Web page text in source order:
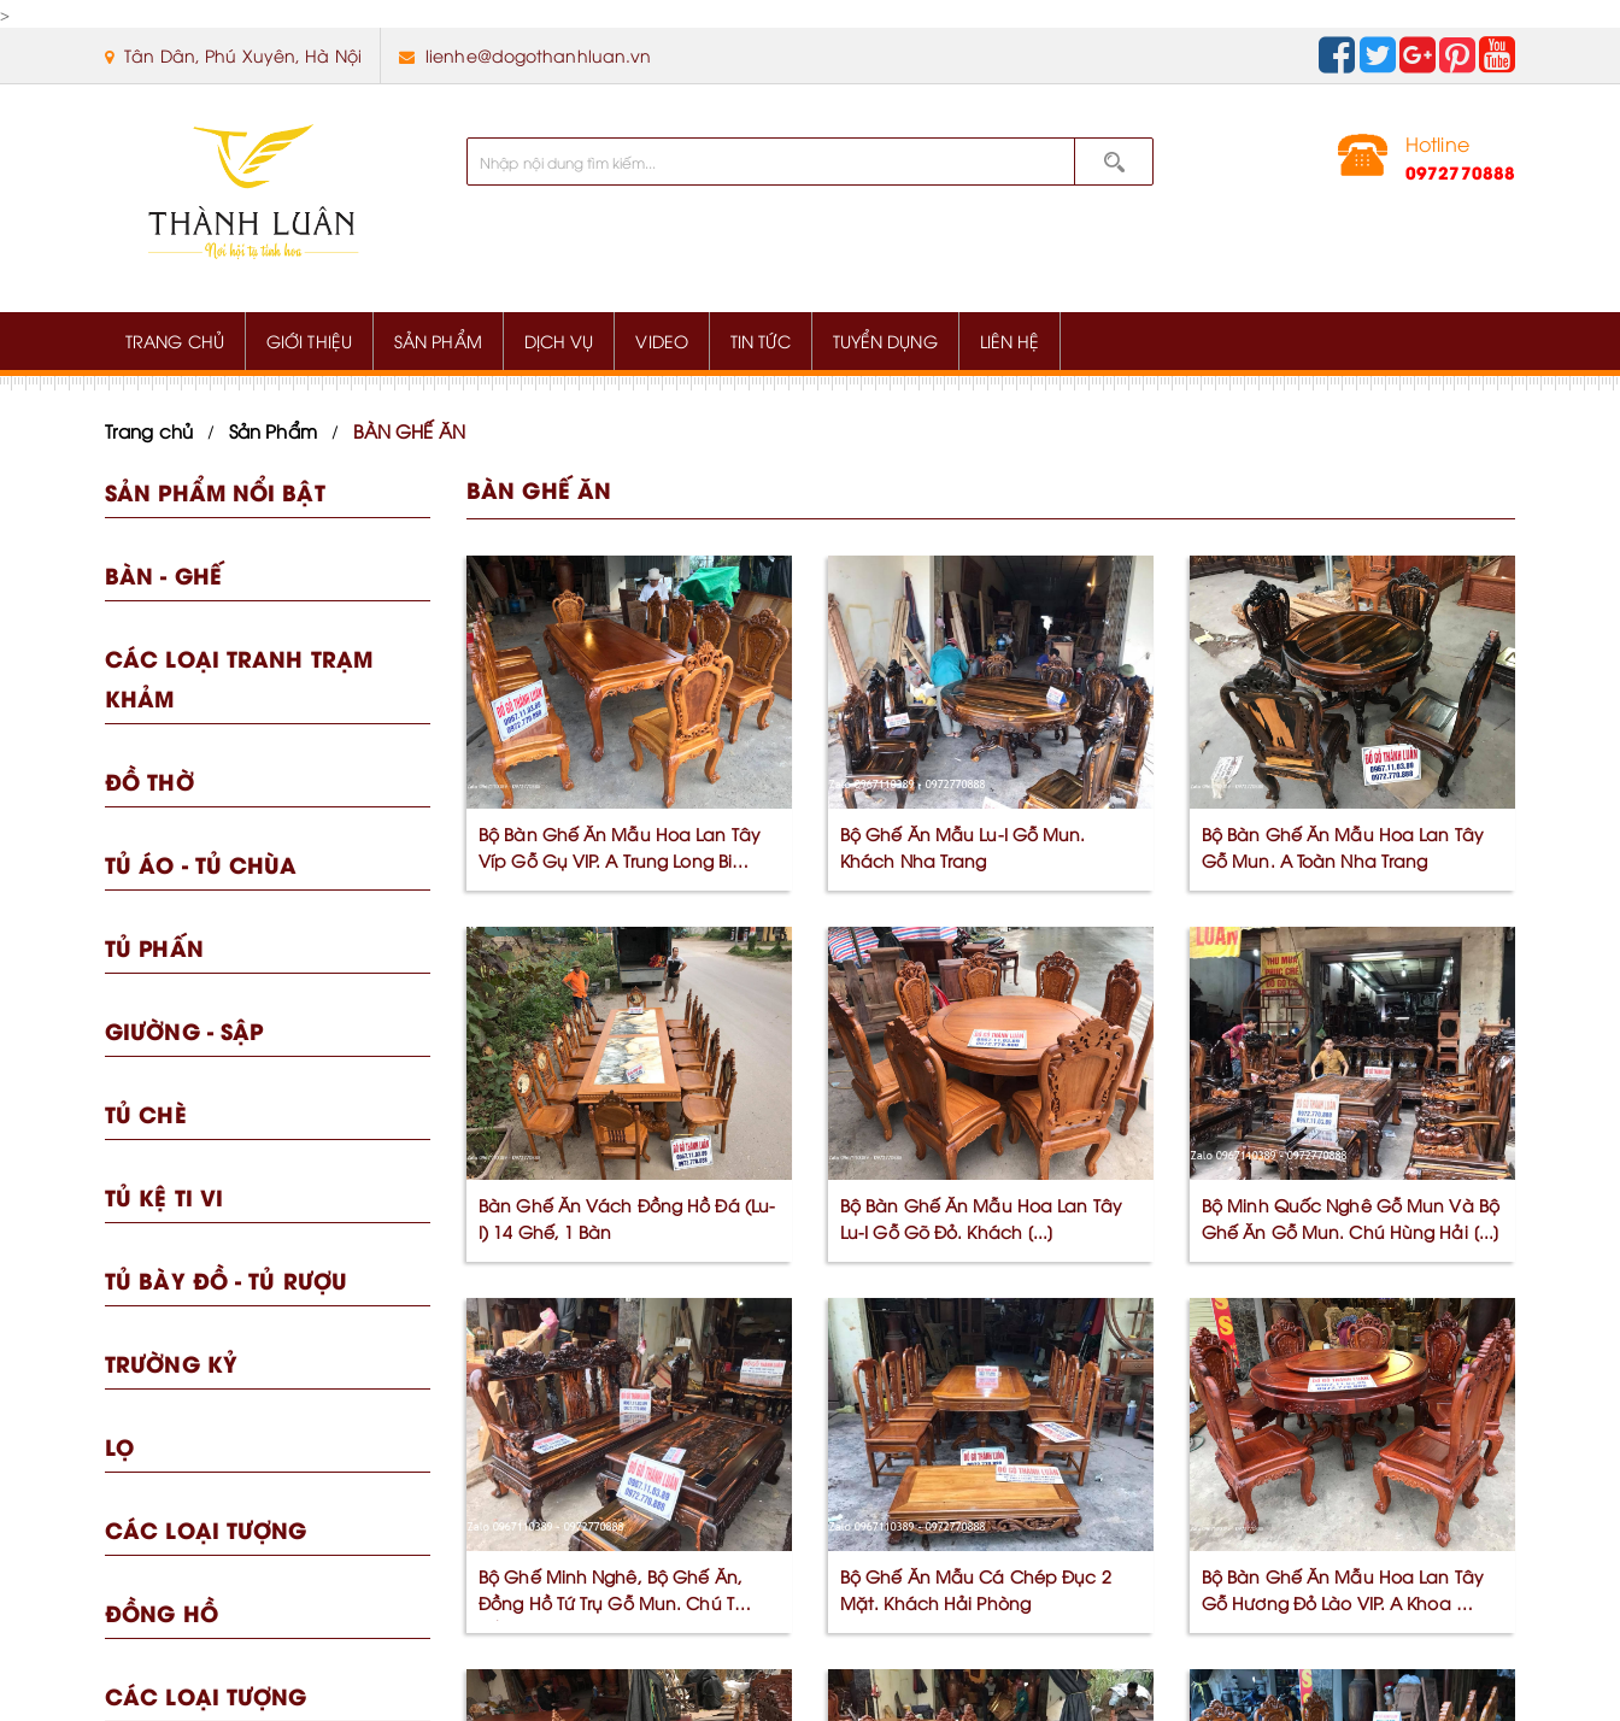
>
Tân Dân, Phú Xuyên, Hà Nội lienhe@dogothanhluan.vn
Hotline
0972770888
TRANG CHỦ GIỚI THIỆU SẢN PHẨM DỊCH VỤ VIDEO TIN TỨC TUYỂN DỤNG LIÊN HỆ
Trang chủ Sản Phẩm BÀN GHẾ ĂN
SẢN PHẨM NỔI BẬT
BÀN - GHẾ
CÁC LOẠI TRANH TRẠM
KHẢM
ĐỒ THỜ
TỦ ÁO - TỦ CHÙA
TỦ PHẤN
GIƯỜNG - SẬP
TỦ CHÈ
TỦ KỆ TI VI
TỦ BÀY ĐỒ - TỦ RƯỢU
TRƯỜNG KỶ
LỌ
CÁC LOẠI TƯỢNG
ĐỒNG HỒ
CÁC LOẠI TƯỢNG
BÀN GHẾ ĂN
Bộ Bàn Ghế Ăn Mẫu Hoa Lan Tây
Víp Gỗ Gụ VIP. A Trung Long Biên
[...]
Bộ Ghế Ăn Mẫu Lu-I Gỗ Mun.
Khách Nha Trang
Bộ Bàn Ghế Ăn Mẫu Hoa Lan Tây
Gỗ Mun. A Toàn Nha Trang
Bàn Ghế Ăn Vách Đồng Hồ Đá (Lu-
I) 14 Ghế, 1 Bàn
Bộ Bàn Ghế Ăn Mẫu Hoa Lan Tây
Lu-I Gỗ Gõ Đỏ. Khách [...]
Bộ Minh Quốc Nghê Gỗ Mun Và Bộ
Ghế Ăn Gỗ Mun. Chú Hùng Hải [...]
Bộ Ghế Minh Nghê, Bộ Ghế Ăn,
Đồng Hồ Tứ Trụ Gỗ Mun. Chú Tuyên
Cần [...]
Bộ Ghế Ăn Mẫu Cá Chép Đục 2
Mặt. Khách Hải Phòng
Bộ Bàn Ghế Ăn Mẫu Hoa Lan Tây
Gỗ Hương Đỏ Lào VIP. A Khoa Thu,
Hà [...]